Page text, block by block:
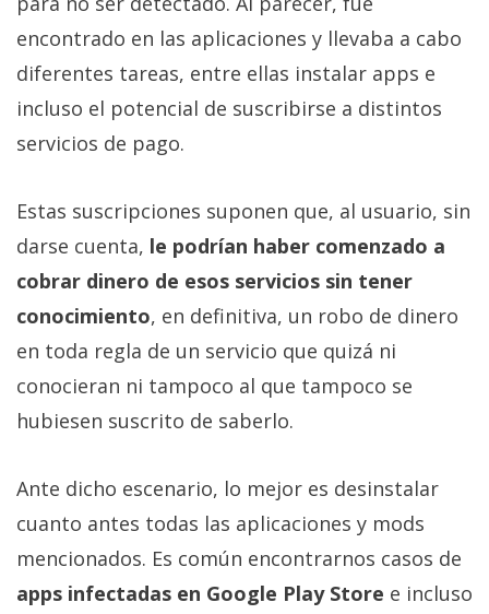
encontrado en las aplicaciones y llevaba a cabo
diferentes tareas, entre ellas instalar apps e
incluso el potencial de suscribirse a distintos
servicios de pago.
Estas suscripciones suponen que, al usuario, sin
darse cuenta, le podrían haber comenzado a
cobrar dinero de esos servicios sin tener
conocimiento, en definitiva, un robo de dinero
en toda regla de un servicio que quizá ni
conocieran ni tampoco al que tampoco se
hubiesen suscrito de saberlo.
Ante dicho escenario, lo mejor es desinstalar
cuanto antes todas las aplicaciones y mods
mencionados. Es común encontrarnos casos de
apps infectadas en Google Play Store e incluso